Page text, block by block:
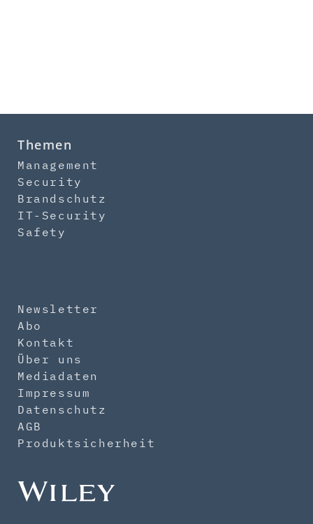
Themen
Management
Security
Brandschutz
IT-Security
Safety
Newsletter
Abo
Kontakt
Über uns
Mediadaten
Impressum
Datenschutz
AGB
Produktsicherheit